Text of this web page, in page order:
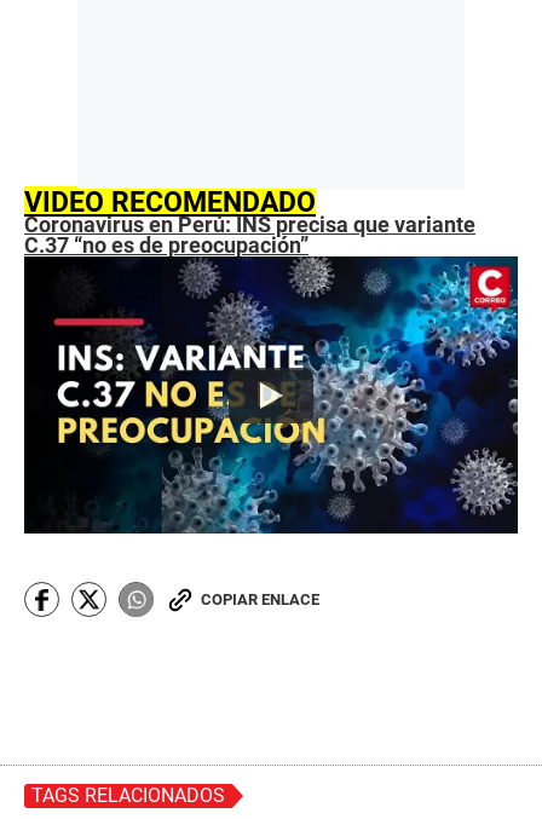
VIDEO RECOMENDADO
Coronavirus en Perú: INS precisa que variante
C.37 “no es de preocupación”
COPIAR ENLACE
TAGS RELACIONADOS